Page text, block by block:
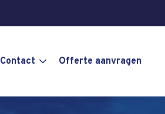
Contact Offerte aanvragen